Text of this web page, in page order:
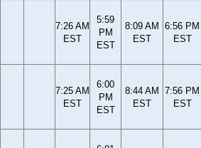
7:26 AM
EST
5:59
PM
EST
8:09 AM
EST
6:56 PM
EST
7:25 AM
EST
6:00
PM
EST
8:44 AM
EST
7:56 PM
EST